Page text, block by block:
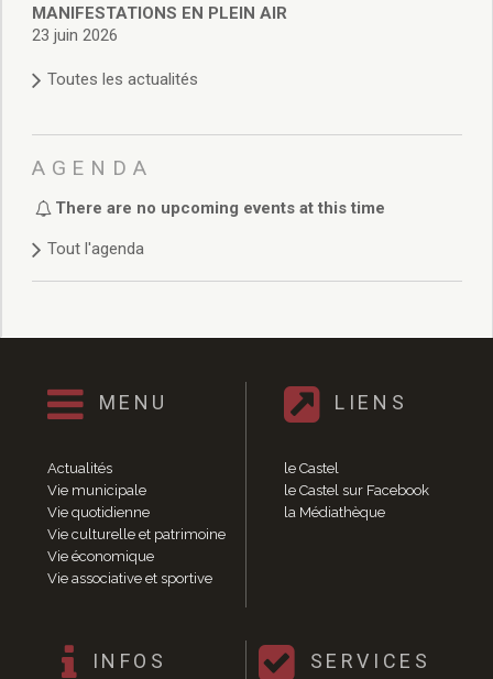
Conseils municipaux
Règlement du conseil municipal
Délibérations 2025
Délibérations 2022
Délibérations 2021
Délibérations 2020
Délibérations 2019
Délibérations 2018
Délibérations 2014
Délibérations 2013
Délibérations 2011
Délibérations 2010
Délibérations 2009
Délibérations 2008
Agenda réunions publiques
Marchés publics
Vie quotidienne
MANIFESTATIONS EN PLEIN AIR
23 juin 2026
Toutes les actualités
AGENDA
There are no upcoming events at this time
Tout l'agenda
MENU
Actualités
Vie municipale
Vie quotidienne
Vie culturelle et patrimoine
Vie économique
Vie associative et sportive
LIENS
le Castel
le Castel sur Facebook
la Médiathèque
INFOS SERVICES